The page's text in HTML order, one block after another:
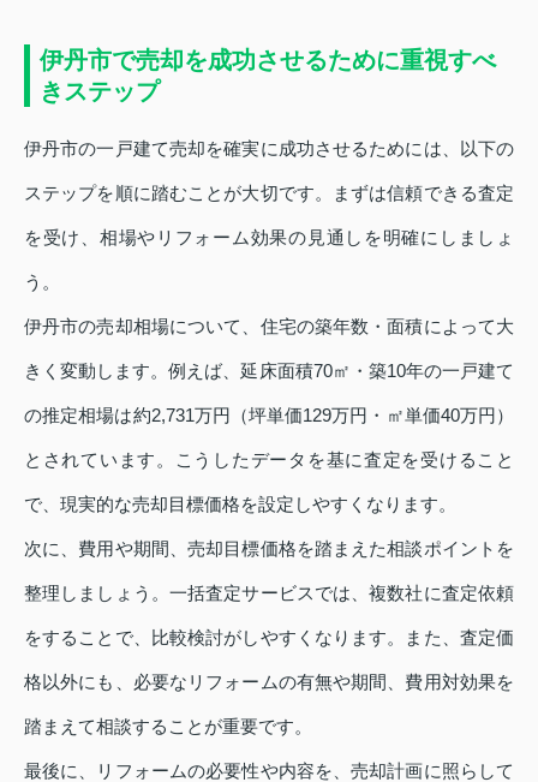
伊丹市で売却を成功させるために重視すべ
きステップ
伊丹市の一戸建て売却を確実に成功させるためには、以下の
ステップを順に踏むことが大切です。まずは信頼できる査定
を受け、相場やリフォーム効果の見通しを明確にしましょ
う。
伊丹市の売却相場について、住宅の築年数・面積によって大
きく変動します。例えば、延床面積70㎡・築10年の一戸建て
の推定相場は約2,731万円（坪単価129万円・㎡単価40万円）
とされています。こうしたデータを基に査定を受けること
で、現実的な売却目標価格を設定しやすくなります。
次に、費用や期間、売却目標価格を踏まえた相談ポイントを
整理しましょう。一括査定サービスでは、複数社に査定依頼
をすることで、比較検討がしやすくなります。また、査定価
格以外にも、必要なリフォームの有無や期間、費用対効果を
踏まえて相談することが重要です。
最後に、リフォームの必要性や内容を、売却計画に照らして